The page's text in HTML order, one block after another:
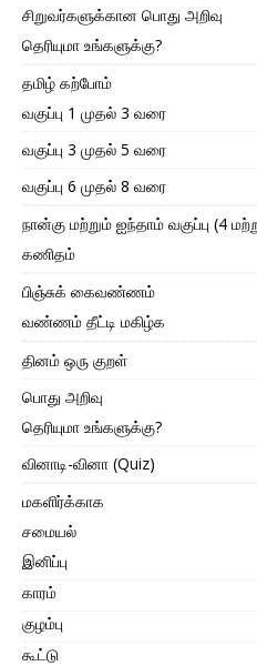
சிறுவர்களுக்கான பொது அறிவு
தெரியுமா உங்களுக்கு?
தமிழ் கற்போம்
வகுப்பு 1 முதல் 3 வரை
வகுப்பு 3 முதல் 5 வரை
வகுப்பு 6 முதல் 8 வரை
நான்கு மற்றும் ஐந்தாம் வகுப்பு (4
கணிதம்
பிஞ்சுக் கைவண்ணம்
வண்ணம் தீட்டி மகிழ்க
தினம் ஒரு குறள்
பொது அறிவு
தெரியுமா உங்களுக்கு?
வினாடி-வினா (Quiz)
மகளிர்க்காக
சமையல்
இனிப்பு
காரம்
குழம்பு
கூட்டு